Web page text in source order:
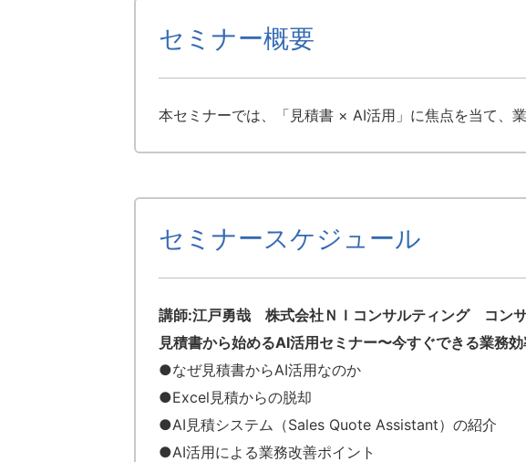
セミナー概要
本セミナーでは、「見積書 × AI活用」に焦点を当て、
セミナースケジュール
講師:江戸勇哉 株式会社ＮＩコンサルティング コン
見積書から始めるAI活用セミナー〜今すぐできる業
●なぜ見積書からAI活用なのか
●Excel見積からの脱却
●AI見積システム（Sales Quote Assistant）の紹介
●AI活用による業務改善ポイント